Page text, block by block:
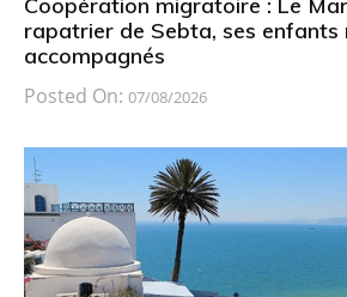
rapatrier de Sebta, ses enfants
accompagnés
Posted On: 07/08/2026